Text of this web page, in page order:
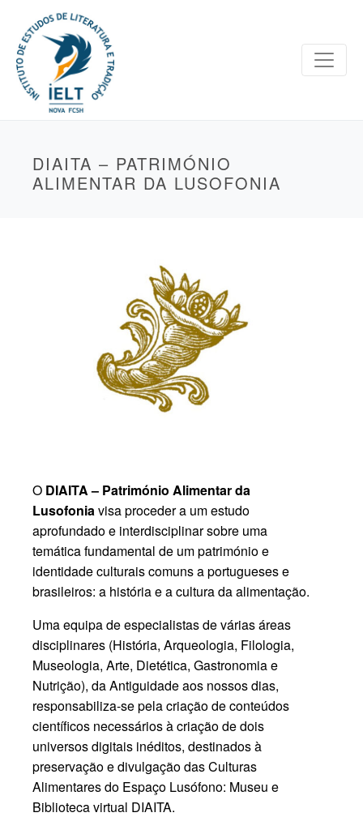
DIAITA – PATRIMÓNIO
ALIMENTAR DA LUSOFONIA
O DIAITA – Património Alimentar da
Lusofoniavisa proceder a um estudo
aprofundado e interdisciplinar sobre uma
temática fundamental de um património e
identidade culturais comuns a portugueses e
brasileiros: a história e a cultura da alimentação.
Uma equipa de especialistas de várias áreas
disciplinares (História, Arqueologia, Filologia,
Museologia, Arte, Dietética, Gastronomia e
Nutrição), da Antiguidade aos nossos dias,
responsabiliza-se pela criação de conteúdos
científicos necessários à criação de dois
universos digitais inéditos, destinados à
preservação e divulgação das Culturas
Alimentares do Espaço Lusófono: Museu e
Biblioteca virtual DIAITA.